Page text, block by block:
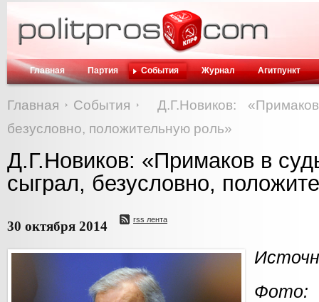
Главная Партия События Журнал Агитпункт
Главная События
Д.Г.Новиков:
безусловно, положительную роль»
Д.Г.Новиков: «Примаков в
сыграл, безусловно,
30 октября 2014 rss лента
Фото: